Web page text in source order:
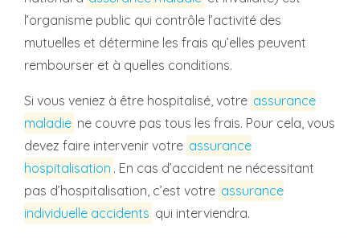
l’organisme public qui contrôle l’activité des
mutuelles et détermine les frais qu’elles peuvent
rembourser et à quelles conditions.
Si vous veniez à être hospitalisé, votre assurance
maladie ne couvre pas tous les frais. Pour cela, vous
devez faire intervenir votre assurance
hospitalisation . En cas d’accident ne nécessitant
pas d’hospitalisation, c’est votre assurance
individuelle accidents qui interviendra.